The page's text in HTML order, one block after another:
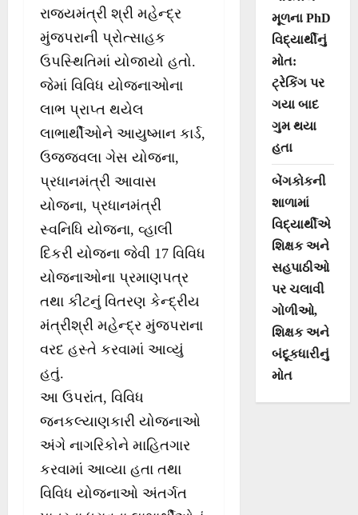
રાજ્યમંત્રી શ્રી મહેન્દ્ર
મુંજપરાની પ્રોત્સાહક
ઉપસ્થિતિમાં યોજાયો હતો.
જેમાં વિવિધ યોજનાઓના
લાભ પ્રાપ્ત થયેલ
લાભાર્થીઓને આયુષ્માન કાર્ડ,
ઉજ્જવલા ગેસ યોજના,
પ્રધાનમંત્રી આવાસ
યોજના, પ્રધાનમંત્રી
સ્વનિધિ યોજના, વ્હાલી
દિકરી યોજના જેવી 17 વિવિધ
યોજનાઓના પ્રમાણપત્ર
તથા કીટનું વિતરણ કેન્દ્રીય
મંત્રીશ્રી મહેન્દ્ર મુંજપરાના
વરદ હસ્તે કરવામાં આવ્યું
હતું.
આ ઉપરાંત, વિવિધ
જનકલ્યાણકારી યોજનાઓ
અંગે નાગરિકોને માહિતગાર
કરવામાં આવ્યા હતા તથા
વિવિધ યોજનાઓ અંતર્ગત
મૂળના PhD
વિદ્યાર્થીનું
મોત:
ટ્રેકિંગ પર
ગયા બાદ
ગુમ થયા
હતા
બેંગકોકની
શાળામાં
વિદ્યાર્થીએ
શિક્ષક અને
સહપાઠીઓ
પર ચલાવી
ગોળીઓ,
શિક્ષક અને
બંદૂકધારીનું
મોત